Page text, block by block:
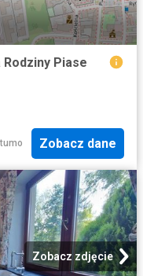
Rodziny Piase
Zobacz dane
Zobacz zdjęcie